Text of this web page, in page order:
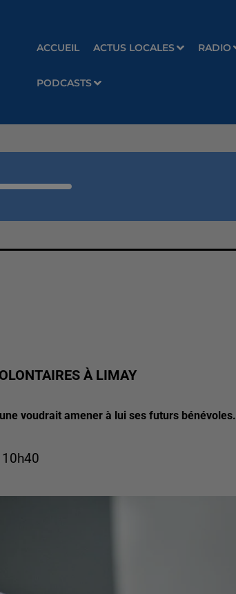
ACCUEIL ACTUS LOCALES RADIO
PODCASTS
À LIMAY
voudrait amener à lui ses futurs bénévoles.